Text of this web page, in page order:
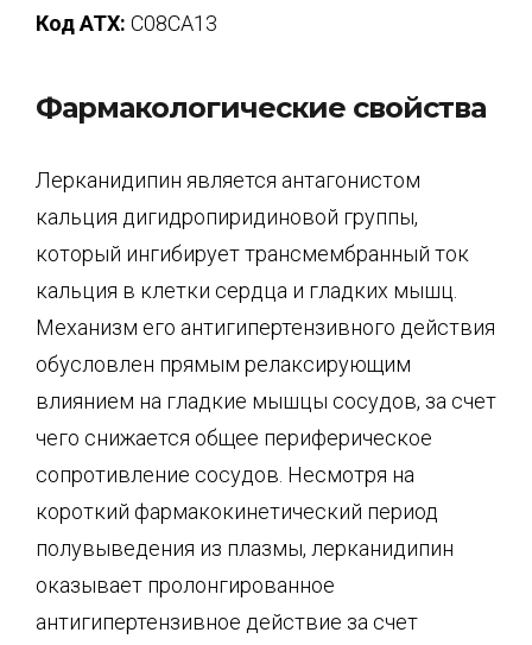
Код АТX: C08CA13
Фармакологические свойства
Лерканидипин является антагонистом
кальция дигидропиридиновой группы,
который ингибирует трансмембранный ток
кальция в клетки сердца и гладких мышц.
Механизм его антигипертензивного действия
обусловлен прямым релаксирующим
влиянием на гладкие мышцы сосудов, за счет
чего снижается общее периферическое
сопротивление сосудов. Несмотря на
короткий фармакокинетический период
полувыведения из плазмы, лерканидипин
оказывает пролонгированное
антигипертензивное действие за счет